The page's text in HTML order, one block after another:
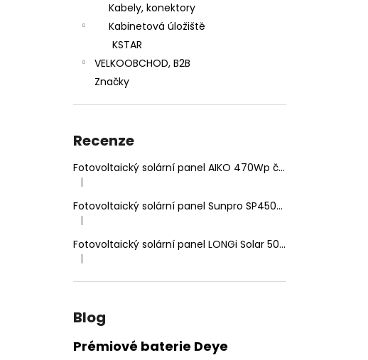
Kabely, konektory
Kabinetová úložiště
KSTAR
VELKOOBCHOD, B2B
Značky
Recenze
Fotovoltaický solární panel AIKO 470Wp černý rám, dvojité sklo
Hodnocení produktu je 5 z 5 hvězdiček.
|
Fotovoltaický solární panel Sunpro SP450-144M 450Wp HIEFF Twin Mono
Hodnocení produktu je 5 z 5 hvězdiček.
|
Fotovoltaický solární panel LONGi Solar 500Wp stříbrný rám
Hodnocení produktu je 5 z 5 hvězdiček.
|
Blog
Prémiové baterie Deye